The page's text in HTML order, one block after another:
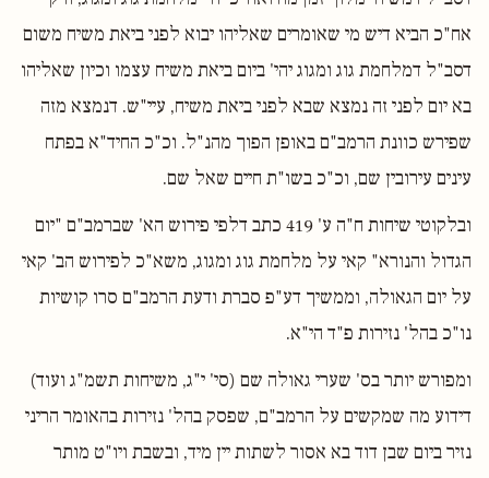
אח"כ הביא דיש מי שאומרים שאליהו יבוא לפני ביאת משיח משום
דסב"ל דמלחמת גוג ומגוג יהי' ביום ביאת משיח עצמו וכיון שאליהו
בא יום לפני זה נמצא שבא לפני ביאת משיח, עיי"ש. דנמצא מזה
שפירש כוונת הרמב"ם באופן הפוך מהנ"ל. וכ"כ החיד"א בפתח
עינים עירובין שם, וכ"כ בשו"ת חיים שאל שם.
ובלקוטי שיחות ח"ה ע' 419 כתב דלפי פירוש הא' שברמב"ם "יום
הגדול והנורא" קאי על מלחמת גוג ומגוג, משא"כ לפירוש הב' קאי
על יום הגאולה, וממשיך דע"פ סברת ודעת הרמב"ם סרו קושיות
נו"כ בהל' נזירות פ"ד הי"א.
ומפורש יותר בס' שערי גאולה שם (סי' י"ג, משיחות תשמ"ג ועוד)
דידוע מה שמקשים על הרמב"ם, שפסק בהל' נזירות בהאומר הריני
נזיר ביום שבן דוד בא אסור לשתות יין מיד, ובשבת ויו"ט מותר